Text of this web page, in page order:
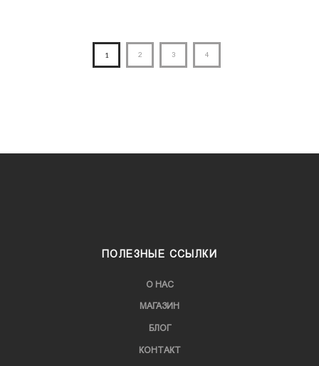
1 2 3 4
ПОЛЕЗНЫЕ ССЫЛКИ
О НАС
МАГАЗИН
БЛОГ
КОНТАКТ